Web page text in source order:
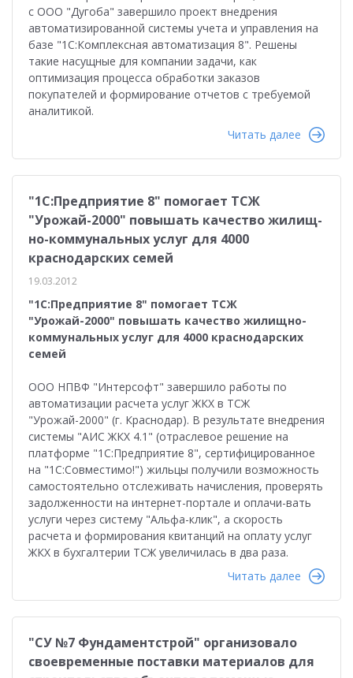
с ООО "Дугоба" завершило проект внедрения
автоматизированной системы учета и управления на
базе "1С:Комплексная автоматизация 8". Решены
такие насущные для компании задачи, как
оптимизация процесса обработки заказов
покупателей и формирование отчетов с требуемой
аналитикой.
Читать далее
"1С:Предприятие 8" помогает ТСЖ
"Урожай-2000" повышать качество жилищ-
но-коммунальных услуг для 4000
краснодарских семей
19.03.2012
"1С:Предприятие 8" помогает ТСЖ
"Урожай-2000" повышать качество жилищно-
коммунальных услуг для 4000 краснодарских
семей
ООО НПВФ "Интерсофт" завершило работы по
автоматизации расчета услуг ЖКХ в ТСЖ
"Урожай-2000" (г. Краснодар). В результате внедрения
системы "АИС ЖКХ 4.1" (отраслевое решение на
платформе "1С:Предприятие 8", сертифицированное
на "1С:Совместимо!") жильцы получили возможность
самостоятельно отслеживать начисления, проверять
задолженности на интернет-портале и оплачи-вать
услуги через систему "Альфа-клик", а скорость
расчета и формирования квитанций на оплату услуг
ЖКХ в бухгалтерии ТСЖ увеличилась в два раза.
Читать далее
"СУ №7 Фундаментстрой" организовало
своевременные поставки материалов для